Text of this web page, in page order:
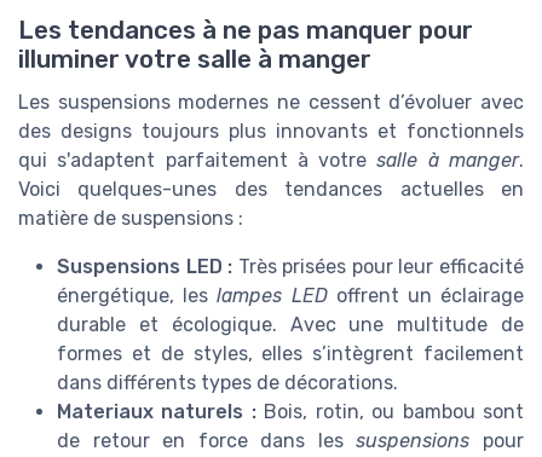
Les tendances à ne pas manquer pour
illuminer votre salle à manger
Les suspensions modernes ne cessent d’évoluer avec
des designs toujours plus innovants et fonctionnels
qui s'adaptent parfaitement à votresalle à manger.
Voici quelques-unes des tendances actuelles en
matière de suspensions :
Suspensions LED : Très prisées pour leur efficacité
énergétique, leslampes LEDoffrent un éclairage
durable et écologique. Avec une multitude de
formes et de styles, elles s’intègrent facilement
dans différents types de décorations.
Materiaux naturels :Bois, rotin, ou bambou sont
de retour en force dans lessuspensions pour